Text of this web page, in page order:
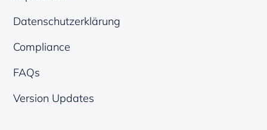
Datenschutzerklärung
Compliance
FAQs
Version Updates